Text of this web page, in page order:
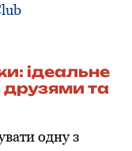
ідеальне
друзями та
одну з